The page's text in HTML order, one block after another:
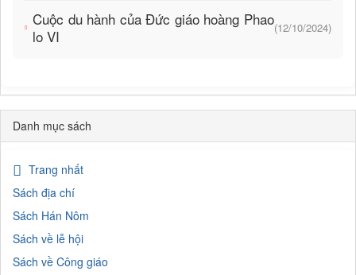
Cuộc du hành của Đức giáo hoàng Phao
lo VI
(12/10/2024)
Danh mục sách
Trang nhất
Sách địa chí
Sách Hán Nôm
Sách về lễ hội
Sách về Công giáo